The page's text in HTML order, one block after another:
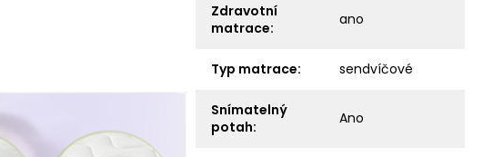
Zdravotní
matrace: ano
Typ matrace: sendvíčové
Snímatelný
potah: Ano